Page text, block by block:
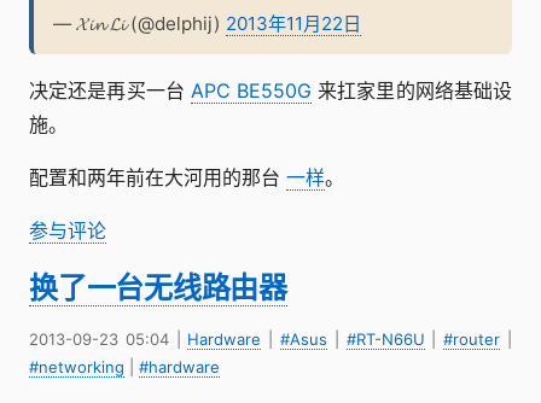
— 𝓧𝓲𝓷 𝓛𝓲 (@delphij) 2013年11月22日
决定还是再买一台 APC BE550G 来扛家里的网络基础设
施。
配置和两年前在大河用的那台 一样。
参与评论
换了一台无线路由器
2013-09-23 05:04| Hardware |#Asus #RT-N66U |#router
#networking
#hardware